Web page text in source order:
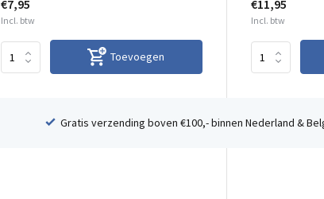
€7,95
Incl. btw
Toevoegen
€11,95
Incl. btw
Gratis verzending boven €100,- binnen Nederland &